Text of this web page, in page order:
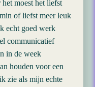
moest het liefst
of liefst meer leuk
echt goed werk
communicatief
in de week
houden voor een
zie als mijn echte